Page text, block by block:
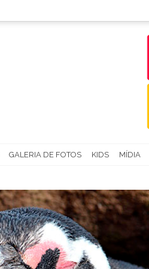
GALERIA DE FOTOS KIDS MÍDIA